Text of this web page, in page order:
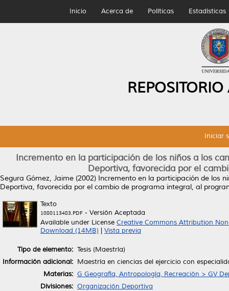
Inicio Acerca de Políticas Estadísticas
Iniciar
Incremento en la participación de los niños a los
Deportiva, favorecida por el
Segura Gómez, Jaime (2002) Incremento en la participación de los
Deportiva, favorecida por el cambio de programa integral, al
Texto
1080113483.PDF - Versión Aceptada
Available under License Creative Commons Attribution
Download (14MB)
Vista previa
Tipo de elemento: Tesis (Maestría)
Información adicional: Maestría en ciencias del ejercicio con
Materias: G Geografía, Antropología, Recreación > GV
Divisiones: Organización Deportiva